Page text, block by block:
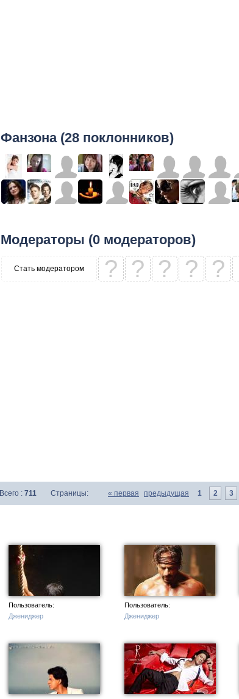
Фанзона (28 поклонников)
Модераторы (0 модераторов)
Стать модератором ? ? ? ? ?
Всего : 711 Страницы: « первая предыдущая 1 2 3
Пользователь:
Джениджер
Пользователь:
Джениджер